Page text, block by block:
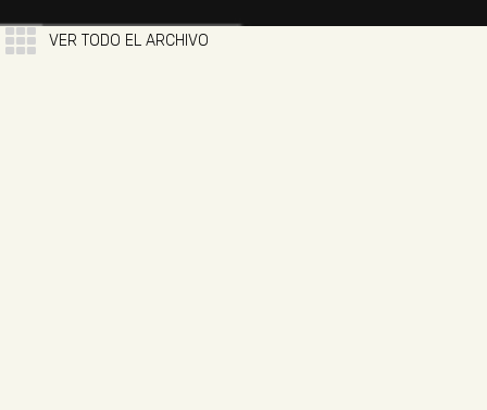
VER TODO EL ARCHIVO